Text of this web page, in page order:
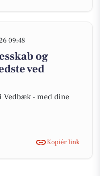
09:48
og
ved
Vedbæk - med dine
Kopiér link